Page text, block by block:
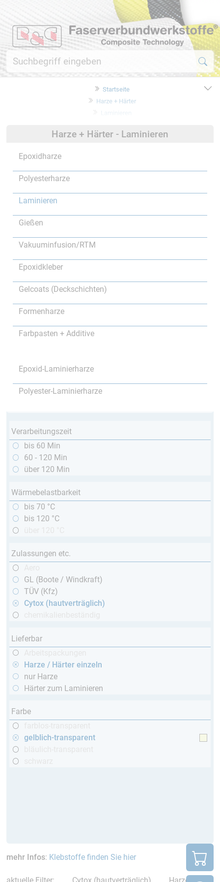
Startseite
Harze + Härter
Harze + Härter - Laminieren
Epoxidharze
Polyesterharze
Laminieren
Gießen
Vakuuminfusion/RTM
Epoxidkleber
Gelcoats (Deckschichten)
Formenharze
Farbpasten + Additive
Epoxid-Laminierharze
Polyester-Laminierharze
Verarbeitungszeit
bis 60 Min
60 - 120 Min
über 120 Min
Wärmebelastbarkeit
bis 70 °C
bis 120 °C
Zulassungen etc.
GL (Boote / Windkraft)
TÜV (Kfz)
Cytox (hautverträglich)
Lieferbar
Harze / Härter einzeln
nur Harze
Härter zum Laminieren
Farbe
gelblich-transparent
mehr Infos: Klebstoffe finden Sie hier